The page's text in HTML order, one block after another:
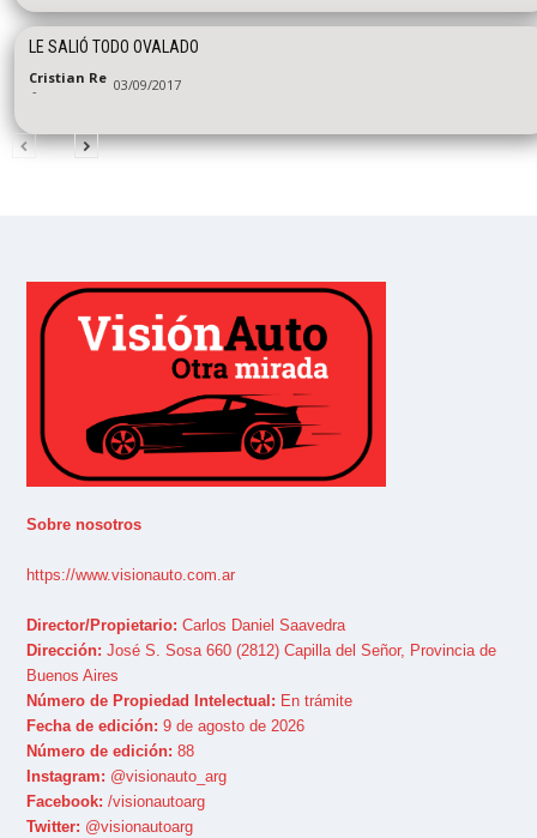
LE SALIÓ TODO OVALADO
Cristian Re
- 03/09/2017
Sobre nosotros
https://www.visionauto.com.ar
Director/Propietario: Carlos Daniel Saavedra
Dirección: José S. Sosa 660 (2812) Capilla del Señor, Provincia de
Buenos Aires
Número de Propiedad Intelectual: En trámite
Fecha de edición: 9 de agosto de 2026
Número de edición: 88
Instagram: @visionauto_arg
Facebook: /visionautoarg
Twitter: @visionautoarg